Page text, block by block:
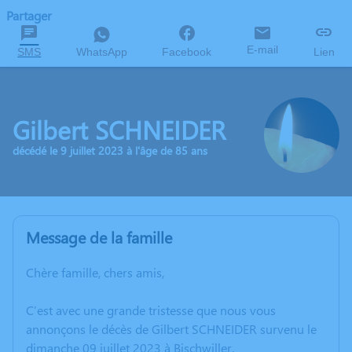
Partager
SMS WhatsApp Facebook E-mail Lien
Gilbert SCHNEIDER
décédé le 9 juillet 2023 à l'âge de 85 ans
Message de la famille
Chère famille, chers amis,
C’est avec une grande tristesse que nous vous
annonçons le décès de Gilbert SCHNEIDER survenu le
dimanche 09 juillet 2023 à Bischwiller.